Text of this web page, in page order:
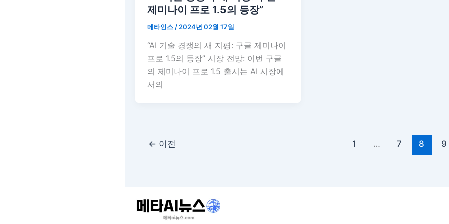
제미나이 프로 1.5의 등장”
메타인스 / 2024년 02월 17일
“AI 기술 경쟁의 새 지평: 구글 제미나이
프로 1.5의 등장” 시장 전망: 이번 구글
의 제미나이 프로 1.5 출시는 AI 시장에
서의
← 이전 1 … 7 8 9